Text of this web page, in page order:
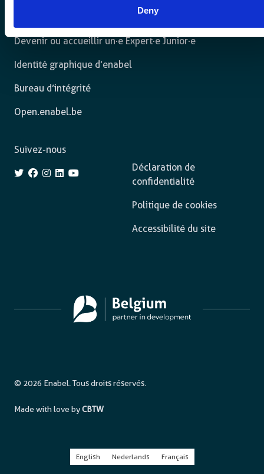
Deny
Devenir ou accueillir un·e Expert·e Junior·e
Identité graphique d’enabel
Bureau d’intégrité
Open.enabel.be
Déclaration de
confidentialité
Politique de cookies
Accessibilité du site
Suivez-nous
© 2026 Enabel. Tous droits réservés.
Made with love byCBTW
English Nederlands Français